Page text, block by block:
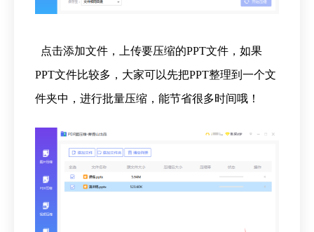
点击添加文件，上传要压缩的PPT文件，如果
PPT文件比较多，大家可以先把PPT整理到一个文
件夹中，进行批量压缩，能节省很多时间哦！